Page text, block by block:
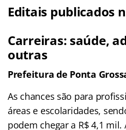
Editais publicados
Carreiras: saúde,
outras
Prefeitura de Ponta
As chances são para
áreas e escolaridades,
podem chegar a R$ 4,1 mil.